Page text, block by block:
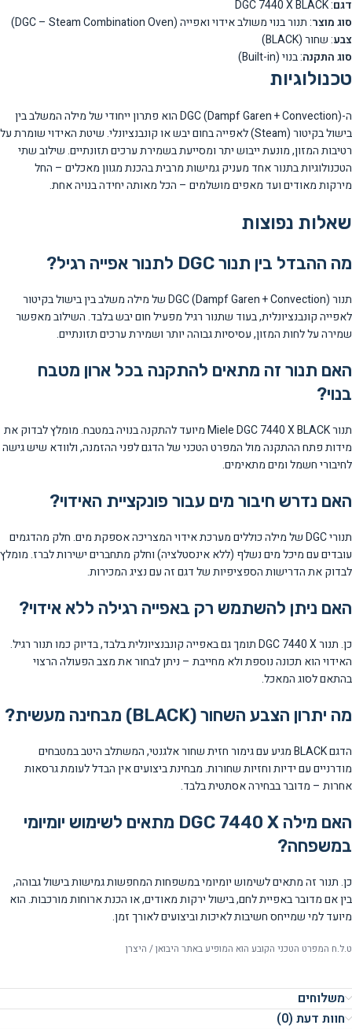
דגם: DGC 7440 X BLACK
סוג מוצר: תנור בנוי משולב אידוי ואפייה (DGC – Steam Combination Oven)
צבע: שחור (BLACK)
סוג התקנה: בנוי (Built-in)
טכנולוגיות
ה-DGC (Dampf Garen + Convection) הוא פתרון ייחודי של מילה המשלב בין
בישול בקיטור (Steam) לאפייה בחום יבש או קונבנציונלי. שיטת האידוי שומרת על
רטיבות המזון, מונעת ייבוש יתר ומסייעת בשמירת ערכים תזונתיים. שילוב שתי
הטכנולוגיות בתנור אחד מעניק גמישות מרבית בהכנת מגוון מאכלים – החל
מירקות מאודים ועד מאפים מושלמים – הכל מאותה יחידה בנויה אחת.
שאלות נפוצות
מה ההבדל בין תנור DGC לתנור אפייה רגיל?
תנור DGC (Dampf Garen + Convection) של מילה משלב בין בישול בקיטור
לאפייה קונבנציונלית, בעוד שתנור רגיל מפעיל חום יבש בלבד. השילוב מאפשר
שמירה על לחות המזון, עסיסיות גבוהה יותר ושמירת ערכים תזונתיים.
האם תנור זה מתאים להתקנה בכל ארון מטבח
בנוי?
תנור Miele DGC 7440 X BLACK מיועד להתקנה בנויה במטבח. מומלץ לבדוק את
מידות פתח ההתקנה מול המפרט הטכני של הדגם לפני ההזמנה, ולוודא שיש גישה
לחיבורי חשמל ומים מתאימים.
האם נדרש חיבור מים עבור פונקציית האידוי?
תנורי DGC של מילה כוללים מערכת אידוי המצריכה אספקת מים. חלק מהדגמים
עובדים עם מיכל מים נשלף (ללא אינסטלציה) וחלק מתחברים ישירות לברז. מומלץ
לבדוק את הדרישות הספציפיות של דגם זה עם נציג המכירות.
האם ניתן להשתמש רק באפייה רגילה ללא אידוי?
כן. תנור DGC 7440 X תומך גם באפייה קונבנציונלית בלבד, בדיוק כמו תנור רגיל.
האידוי הוא תכונה נוספת ולא מחייבת – ניתן לבחור את מצב הפעולה הרצוי
בהתאם לסוג המאכל.
מה יתרון הצבע השחור (BLACK) מבחינה מעשית?
הדגם BLACK מגיע עם גימור חזית שחור אלגנטי, המשתלב היטב במטבחים
מודרניים עם ידיות וחזיות שחורות. מבחינת ביצועים אין הבדל לעומת גרסאות
אחרות – מדובר בבחירה אסתטית בלבד.
האם מילה DGC 7440 X מתאים לשימוש יומיומי
במשפחה?
כן. תנור זה מתאים לשימוש יומיומי במשפחות המחפשות גמישות בישול גבוהה,
בין אם מדובר באפיית לחם, בישול ירקות מאודים, או הכנת ארוחות מורכבות. הוא
מיועד למי שמייחס חשיבות לאיכות וביצועים לאורך זמן.
ט.ל.ח המפרט הטכני הקובע הוא המופיע באתר היבואן / היצרן
משלוחים
חוות דעת (0)